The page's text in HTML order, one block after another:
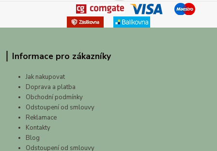
Informace pro zákazníky
Jak nakupovat
Doprava a platba
Obchodní podmínky
Odstoupení od smlouvy
Reklamace
Kontakty
Blog
Odstoupení od smlouvy